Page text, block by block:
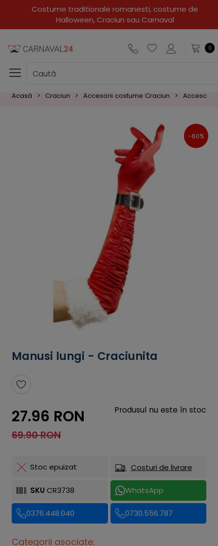
Costume traditionale romanesti, costume de
Halloween, Craciun sau Carnaval
0
Acasă Craciun Accesorii costume Craciun Accesorii
-60%
Manusi lungi - Craciunita
27.96 RON
69.90 RON
Produsul nu este în stoc
Stoc epuizat Costuri de livrare
SKU CR3738 WhatsApp
0376.448.040 0730.556.787
Categorii asociate: